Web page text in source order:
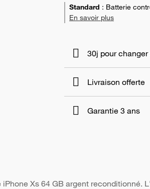
Standard : Batterie
En savoir plus
30j pour
Livraison offerte
Garantie 3 ans
Xs 64 GB argent reconditionné.